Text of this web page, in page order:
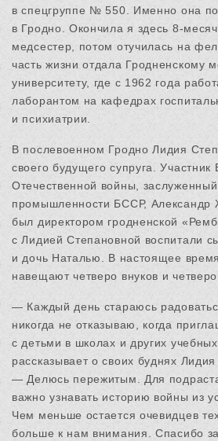
в спецгруппе № 550. Именно она
в Гродно. Окончила я здесь 8-
медсестер, потом отучилась на
часть жизни отдала Гродненскому
университету, где с 1962 года
лаборантом на кафедрах
и психиатрии.
В послевоенном Гродно Лидия
своего будущего супруга. Участник
Отечественной войны,
промышленности БССР, Александр
был директором гродненской
с Лидией Степановной воспитали
и дочь Наталью. В настоящее
навещают четверо внуков и четверо
— Каждый день стараюсь
никогда не отказываю, когда
с детьми в школах и других
рассказывает о своих буднях Лидия
— Делюсь пережитым. Для
важно узнавать историю войны из
Чем меньше остается очевидцев
больше к нам внимания. Спасибо